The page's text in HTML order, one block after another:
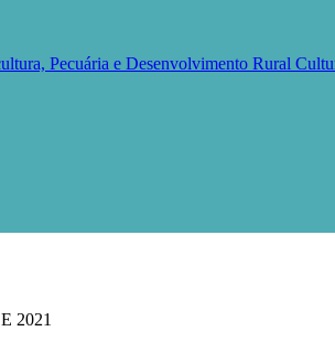
Pecuária e Desenvolvimento Rural
2021